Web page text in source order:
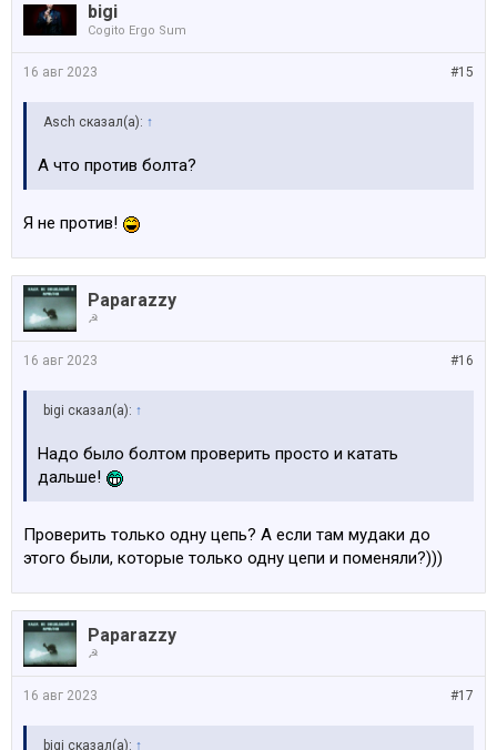
bigi
Cogito Ergo Sum
#15
16 авг 2023
Asch сказал(а): ↑
А что против болта?
Я не против!
Paparazzy
☭
#16
16 авг 2023
bigi сказал(а): ↑
Надо было болтом проверить просто и катать
дальше!
Проверить только одну цепь? А если там мудаки до
этого были, которые только одну цепи и поменяли?)))
Paparazzy
☭
#17
16 авг 2023
bigi сказал(а): ↑